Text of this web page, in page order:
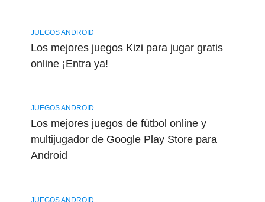
JUEGOS ANDROID
Los mejores juegos Kizi para jugar gratis
online ¡Entra ya!
JUEGOS ANDROID
Los mejores juegos de fútbol online y
multijugador de Google Play Store para
Android
JUEGOS ANDROID